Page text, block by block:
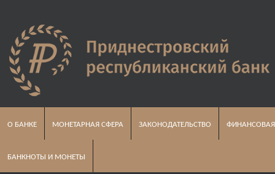
О БАНКЕ МОНЕТАРНАЯ СФЕРА ЗАКОНОДАТЕЛЬСТВО
БАНКНОТЫ И МОНЕТЫ